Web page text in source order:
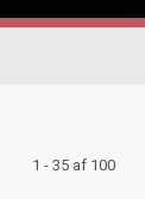
1 - 35 af 100